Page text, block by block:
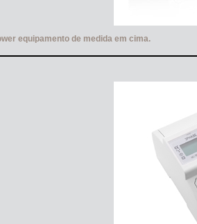
equipamento de medida em cima.